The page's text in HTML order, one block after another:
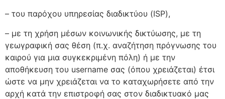
– του παρόχου υπηρεσίας διαδικτύου (ISP),
– με τη χρήση μέσων κοινωνικής δικτύωσης, με τη
γεωγραφική σας θέση (π.χ. αναζήτηση πρόγνωσης του
καιρού για μια συγκεκριμένη πόλη) ή με την
αποθήκευση του username σας (όπου χρειάζεται) έτσι
ώστε να μην χρειάζεται να το καταχωρήσετε από την
αρχή κατά την επιστροφή σας στον διαδικτυακό μας